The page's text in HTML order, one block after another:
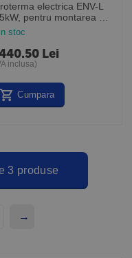
electrica ENV-L
pentru montarea pe
Veab Suedia
in stoc
Lei
inclusa)
Cumpara
3 produse